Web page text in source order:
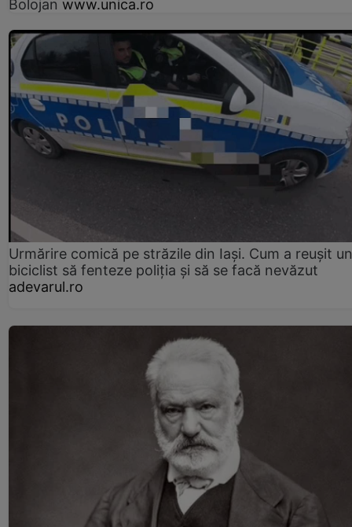
Bolojan www.unica.ro
Urmărire comică pe străzile din Iași. Cum a reușit un
biciclist să fenteze poliția și să se facă nevăzut
adevarul.ro